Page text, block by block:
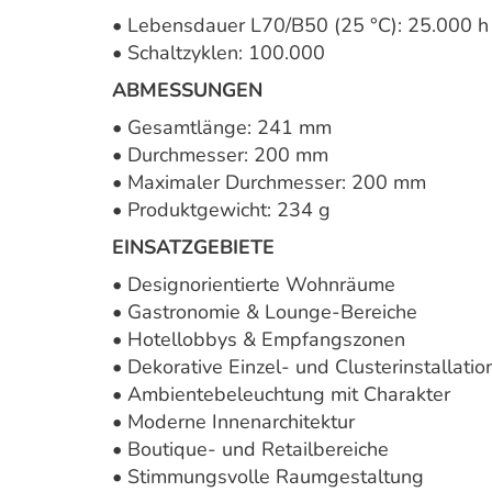
• Lebensdauer L70/B50 (25 °C): 25.000 h
• Schaltzyklen: 100.000
ABMESSUNGEN
• Gesamtlänge: 241 mm
• Durchmesser: 200 mm
• Maximaler Durchmesser: 200 mm
• Produktgewicht: 234 g
EINSATZGEBIETE
• Designorientierte Wohnräume
• Gastronomie & Lounge-Bereiche
• Hotellobbys & Empfangszonen
• Dekorative Einzel- und
• Ambientebeleuchtung mit Charakter
• Moderne Innenarchitektur
• Boutique- und Retailbereiche
• Stimmungsvolle Raumgestaltung